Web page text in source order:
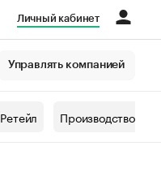
Личный кабинет
Управлять компанией
Ретейл Производство